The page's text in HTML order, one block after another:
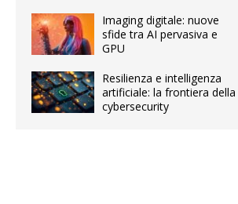
Imaging digitale: nuove
sfide tra AI pervasiva e
GPU
Resilienza e intelligenza
artificiale: la frontiera della
cybersecurity